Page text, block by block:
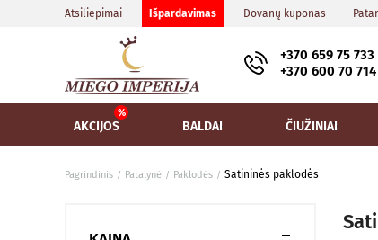
Atsiliepimai Išpardavimas Dovanų kuponas
+370 659 75 733
+370 600 70 714
AKCIJOS BALDAI ČIUŽINIAI
Pagrindinis Patalynė Paklodės Satininės paklodės